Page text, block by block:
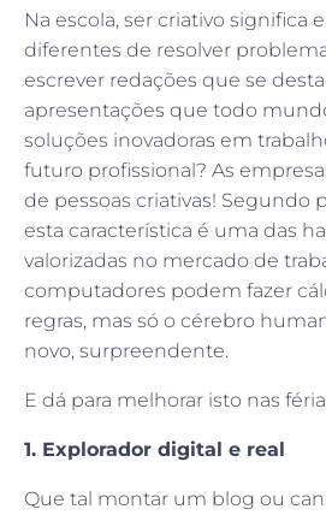
Na escola, ser criativo significa
diferentes de resolver
escrever redações que se
apresentações que todo
soluções inovadoras em
futuro profissional? As
de pessoas criativas! Segundo
esta característica é uma das
valorizadas no mercado de
computadores podem fazer
regras, mas só o cérebro
novo, surpreendente.
E dá para melhorar isto nas
1. Explorador digital e real
Que tal montar um blog ou